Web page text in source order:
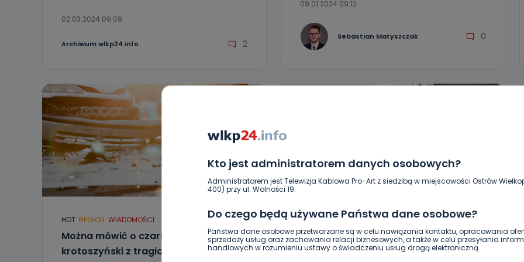
Kto jest administratorem danych osobowych?
Administratorem jest Telewizja Kablowa Pro-Art z siedzibą w miejscowości Ostrów
400) przy ul. Wolności 19.
Do czego będą używane Państwa dane osobowe?
Państwa dane osobowe przetwarzane są w celu nawiązania kontaktu, opracowania
sprzedaży usług oraz zachowania relacji biznesowych, a także w celu przesyłania
handlowych w rozumieniu ustawy o świadczeniu usług drogą elektroniczną.
02.03.2024 09:09
Archiwum wlkp24.info 2
09.01.2024 09:12
Sebastian Matyszczak 0
HOT REGION WIADOMOŚCI
Można mówić o czarnej serii. Powiat
krotoszyński z tragicznymi
HOT WIADOMOŚCI
Dwa wypadki i trzy osoby
poszkodowane [ZDJĘCIA]